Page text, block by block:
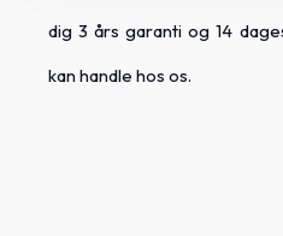
dig 3 års garanti og 14
kan handle hos os.